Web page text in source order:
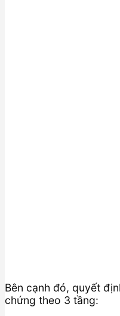
Bên cạnh đó, quyết
chứng theo 3 tầng: